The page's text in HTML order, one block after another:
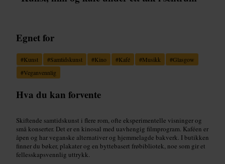
Egnet for
#Kunst #Samtidskunst #Kino #Kafé #Musikk #Glasgow
#Veganvennlig
Hva du kan forvente
Skiftende samtidskunst i flere rom, ofte eksperimentelle visninger og
små konserter. Det er en kinosal med uavhengig filmprogram. Kaféen er
åpen og har veganske alternativer og hjemmelagde bakverk. I butikken
finner du bøker, plakater og en byttebasert frøbibliotek, noe som gir et
fellesskapsvennlig uttrykk.